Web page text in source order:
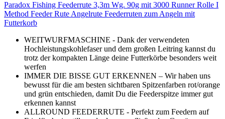
Paradox Fishing Feederrute 3,3m Wg. 90g mit 3000 Runner Rolle I
Method Feeder Rute Angelrute Feederruten zum Angeln mit
Futterkorb
WEITWURFMASCHINE - Dank der verwendeten
Hochleistungskohlefaser und dem großen Leitring kannst du
trotz der kompakten Länge deine Futterkörbe besonders weit
werfen
IMMER DIE BISSE GUT ERKENNEN – Wir haben uns
bewusst für die am besten sichtbaren Spitzenfarben rot/orange
und grün entschieden, damit Du die Feederspitze immer gut
erkennen kannst
ALLROUND FEEDERRUTE - Perfekt zum Feedern auf